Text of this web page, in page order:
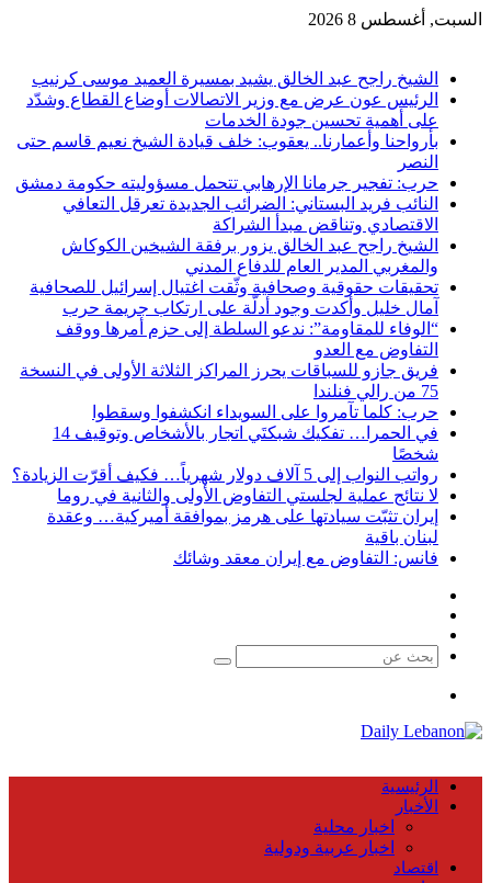
أغسطس 8 2026
الشيخ راجح عبد الخالق يشيد بمسيرة العميد موسى كرنيب
الرئيس عون عرض مع وزير الاتصالات أوضاع القطاع وشدّد
على أهمية تحسين جودة الخدمات
بأرواحنا وأعمارنا.. يعقوب: خلف قيادة الشيخ نعيم قاسم حتى
النصر
حرب: تفجير جرمانا الإرهابي تتحمل مسؤوليته حكومة دمشق
النائب فريد البستاني: الضرائب الجديدة تعرقل التعافي
الاقتصادي وتناقض مبدأ الشراكة
الشيخ راجح عبد الخالق يزور برفقة الشيخين الكوكاش
والمغربي المدير العام للدفاع المدني
تحقيقات حقوقية وصحافية وثّقت اغتيال إسرائيل للصحافية
آمال خليل وأكدت وجود أدلّة على ارتكاب جريمة حرب
“الوفاء للمقاومة”: ندعو السلطة إلى حزم أمرها ووقف
التفاوض مع العدو
فريق جازو للسباقات يحرز المراكز الثلاثة الأولى في النسخة
75 من رالي فنلندا
حرب: كلما تآمروا على السويداء انكشفوا وسقطوا
في الحمرا… تفكيك شبكتَي اتجار بالأشخاص وتوقيف 14
شخصًا
رواتب النواب إلى 5 آلاف دولار شهرياً… فكيف أقرّت الزيادة؟
لا نتائج عملية لجلستي التفاوض الأولى والثانية في روما
إيران تثبّت سيادتها على هرمز بموافقة أميركية… وعقدة
لبنان باقية
فانس: التفاوض مع إيران معقد وشائك
فيسبوك
X
يوتيوب
بحث
القائمة
الرئيسية
الأخبار
اخبار محلية
اخبار عربية ودولية
اقتصاد